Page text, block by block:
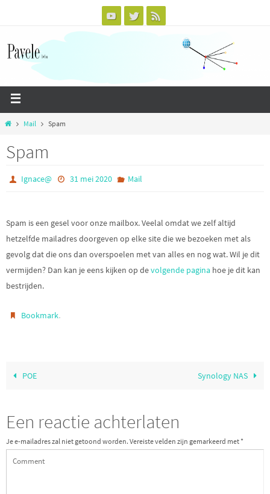
Mail Spam
Spam
Ignace@ 31 mei 2020 Mail
Spam is een gesel voor onze mailbox. Veelal omdat we zelf altijd
hetzelfde mailadres doorgeven op elke site die we bezoeken met als
gevolg dat die ons dan overspoelen met van alles en nog wat. Wil je dit
vermijden? Dan kan je eens kijken op devolgende pagina hoe je dit kan
bestrijden.
Bookmark.
POE Synology NAS
Een reactie achterlaten
Je e-mailadres zal niet getoond worden. Vereiste velden zijn gemarkeerd met *